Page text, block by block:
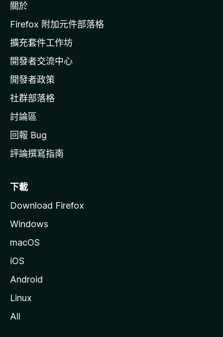
i
l
a
官
網
關於
Firefox 附加元件部落格
擴充套件工作坊
開發者交流中心
開發者政策
社群部落格
討論區
回報 Bug
評論撰寫指南
下載
Download Firefox
Windows
macOS
iOS
Android
Linux
All